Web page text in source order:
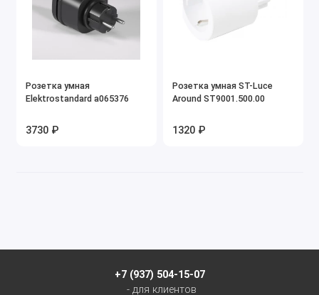
Розетка умная
Elektrostandard a065376
3730 ₽
Розетка умная ST-Luce
Around ST9001.500.00
1320 ₽
+7 (937) 504-15-07
- для клиентов